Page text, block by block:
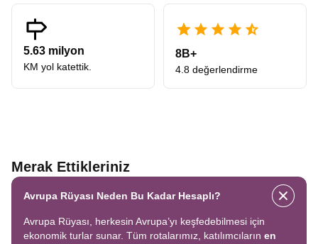
5.63 milyon
KM yol katettik.
8B+
4.8 değerlendirme
Merak Ettikleriniz
Avrupa Rüyası Neden Bu Kadar Hesaplı?
Avrupa Rüyası, herkesin Avrupa’yı keşfedebilmesi için
ekonomik turlar sunar. Tüm rotalarımız, katılımcıların en